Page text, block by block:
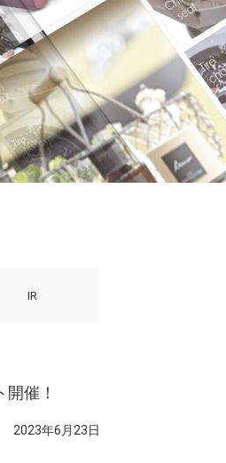
IR
催！
2023年6月23日